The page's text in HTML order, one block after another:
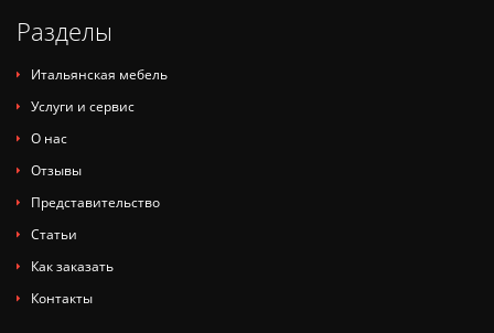
Разделы
Итальянская мебель
Услуги и сервис
О нас
Отзывы
Представительство
Статьи
Как заказать
Контакты